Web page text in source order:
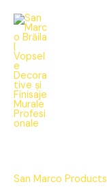
content
San Marco Products
quantity